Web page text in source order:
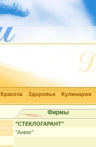
Красота Здоровье Кулинария
Фирмы
"СТЕКЛОГАРАНТ"
"Анвиг"